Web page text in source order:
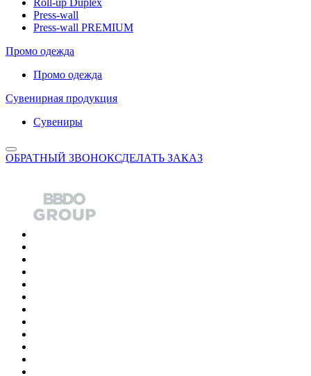
Roll-up Duplex
Press-wall
Press-wall PREMIUM
Промо одежда
Промо одежда
Сувенирная продукция
Сувениры
ОБРАТНЫЙ ЗВОНОКСДЕЛАТЬ ЗАКАЗ